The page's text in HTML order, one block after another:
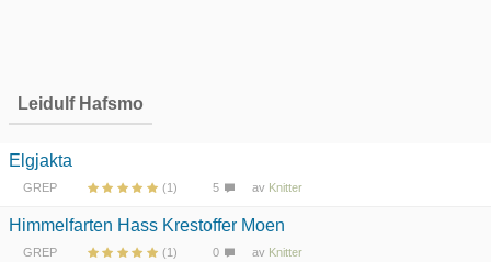
Leidulf Hafsmo
Elgjakta
GREP (1) 5 av Knitter
Himmelfarten Hass Krestoffer Moen
GREP (1) 0 av Knitter